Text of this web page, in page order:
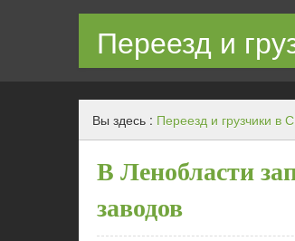
Переезд и
Квартирный переезд с
Вы здесь : Переезд и грузчики в
В Ленобласти
заводов